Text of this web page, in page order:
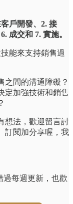
戶開發、2. 接
成交和 7. 實施。
能來支持銷售過
之間的溝通障礙？
定加強技術和銷售
想法，歡迎留言討
訂閱加分享喔，我
過每週更新，也歡